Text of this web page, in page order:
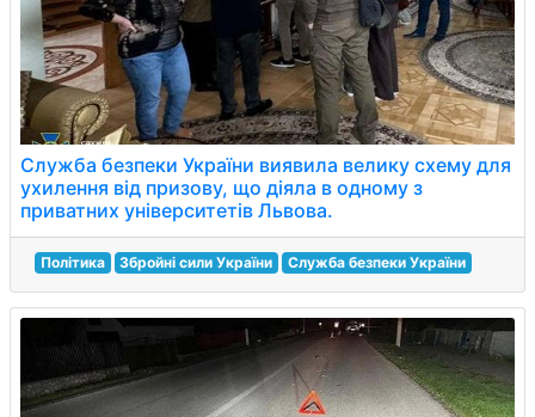
Служба безпеки України виявила велику схему для
ухилення від призову, що діяла в одному з
приватних університетів Львова.
Політика Збройні сили України Служба безпеки України